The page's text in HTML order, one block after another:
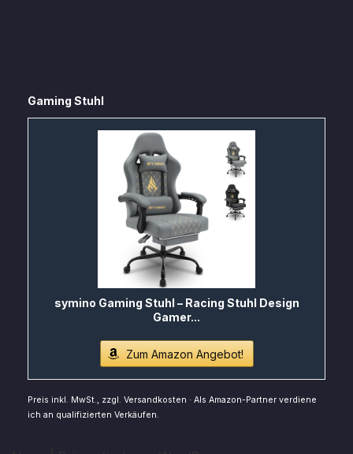
Gaming Stuhl
symino Gaming Stuhl – Racing Stuhl Design
Gamer...
Zum Amazon Angebot!
Preis inkl. MwSt., zzgl. Versandkosten · Als Amazon-Partner verdiene
ich an qualifizierten Verkäufen.